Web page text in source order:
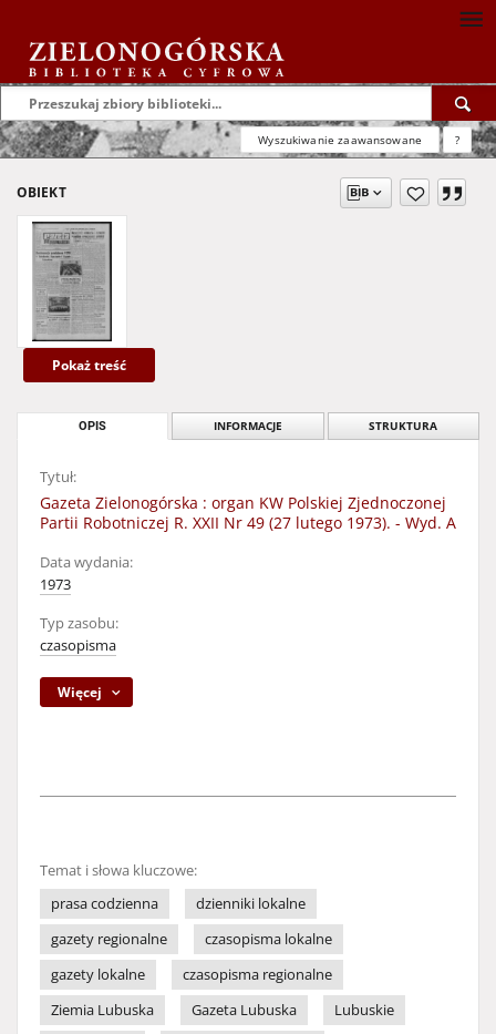
Wyszukiwanie zaawansowane ?
OBIEKT
Pokaż treść
OPIS INFORMACJE STRUKTURA
Tytuł:
Gazeta Zielonogórska : organ KW Polskiej Zjednoczonej
Partii Robotniczej R. XXII Nr 49 (27 lutego 1973). - Wyd. A
Data wydania:
1973
Typ zasobu:
czasopisma
Więcej
Temat i słowa kluczowe:
prasa codzienna
dzienniki lokalne
gazety regionalne
czasopisma lokalne
gazety lokalne
czasopisma regionalne
Ziemia Lubuska
Gazeta Lubuska
Lubuskie